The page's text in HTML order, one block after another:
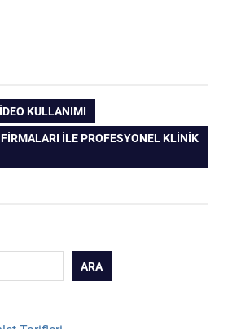
KULLANIMI
ILE PROFESYONEL KLINIK
ARA